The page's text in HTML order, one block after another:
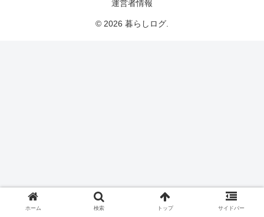
運営者情報
© 2026 暮らしログ.
ホーム 検索 トップ サイドバー